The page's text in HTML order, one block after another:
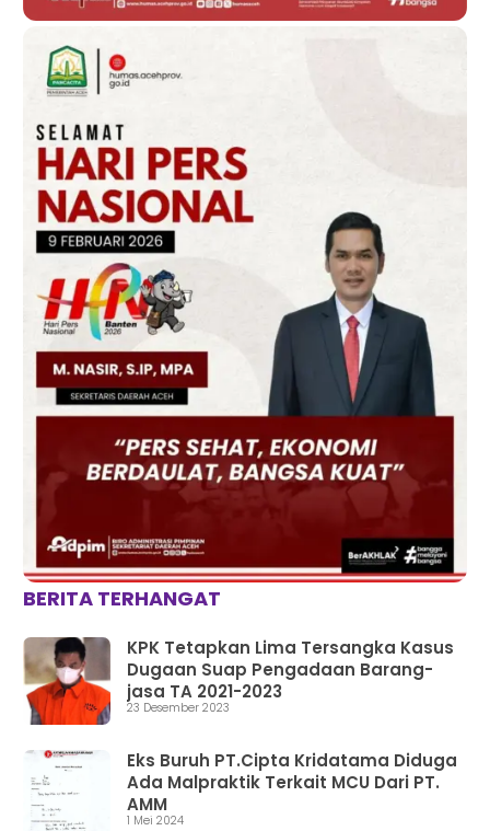
BERITA TERHANGAT
KPK Tetapkan Lima Tersangka Kasus
Dugaan Suap Pengadaan Barang-
jasa TA 2021-2023
23 Desember 2023
Eks Buruh PT.Cipta Kridatama Diduga
Ada Malpraktik Terkait MCU Dari PT.
AMM
1 Mei 2024